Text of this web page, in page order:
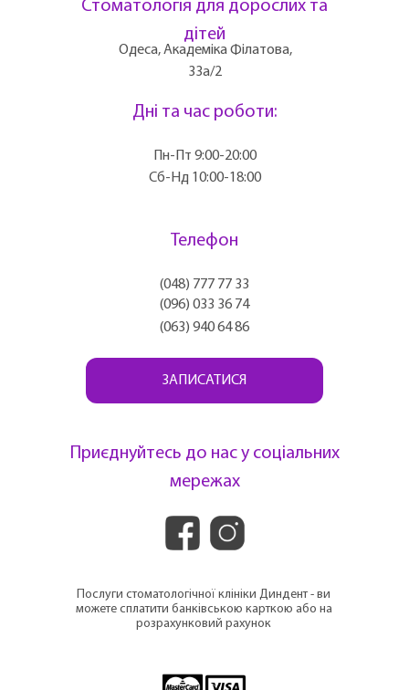
Дні та час роботи:
Пн-Пт 9:00-20:00
Сб-Нд 10:00-18:00
Стоматологія для дорослих та
дітей
Одеса, Академіка Філатова,
33а/2
Приєднуйтесь до нас у соціальних
мережах
Телефон
(048) 777 77 33
Послуги стоматологічної клініки Диндент - ви
можете сплатити банківською карткою або на
розрахунковий рахунок
(096) 033 36 74
ЗАПИСАТИСЯ
(063) 940 64 86